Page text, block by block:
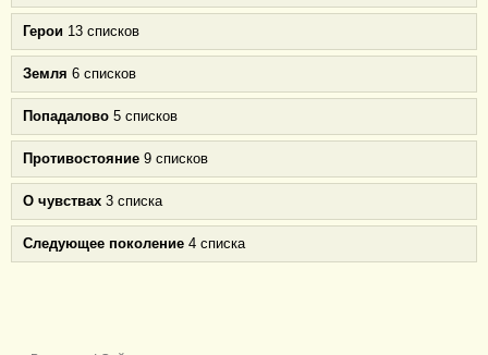
Герои 13 списков
Земля 6 списков
Попадалово 5 списков
Противостояние 9 списков
О чувствах 3 списка
Следующее поколение 4 списка